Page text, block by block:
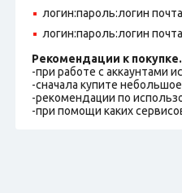
логин:пароль:логин
логин:пароль:логин
Рекомендации к покупке.
-при работе с аккаунтами
-сначала купите
-рекомендации по
-при помощи каких